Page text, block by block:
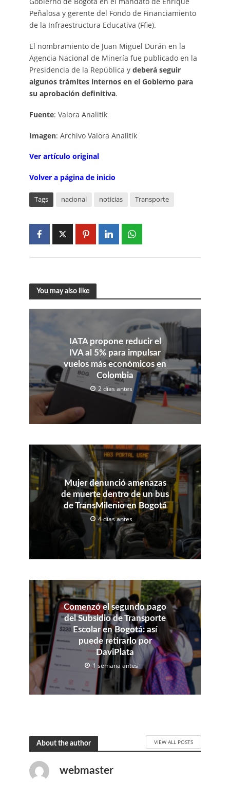
Peñalosa y gerente del Fondo de Financiamiento
de la Infraestructura Educativa (Ffie).
El nombramiento de Juan Miguel Durán en la
Agencia Nacional de Minería fue publicado en la
Presidencia de la República y deberá seguir
algunos trámites internos en el Gobierno para
su aprobación definitiva.
Fuente: Valora Analitik
Imagen: Archivo Valora Analitik
Ver artículo original
Volver a página de inicio
Tags nacional noticias Transporte
You may also like
IATA propone reducir el
IVA al 5% para impulsar
vuelos más económicos en
Colombia
2 días antes
Mujer denunció amenazas
de muerte dentro de un bus
de TransMilenio en Bogotá
4 días antes
Comenzó el segundo pago
del Subsidio de Transporte
Escolar en Bogotá: así
puede retirarlo por
DaviPlata
1 semana antes
About the author VIEW ALL POSTS
webmaster